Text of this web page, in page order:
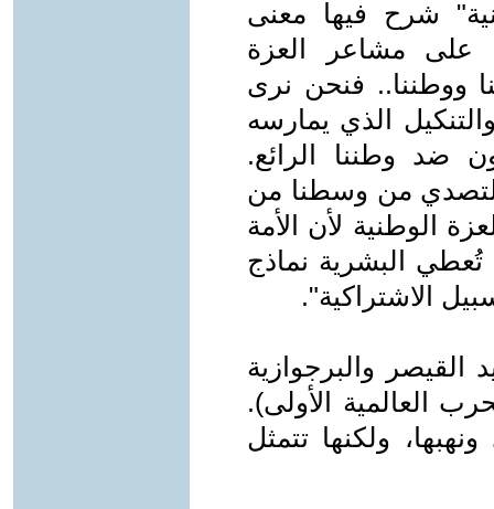
شرح فيها معنى
على مشاعر العزة
ووطننا.. فنحن نرى
الذي يمارسه
ضد وطننا الرائع.
من وسطنا من
الوطنية لأن الأمة
تُعطي البشرية نماذج
الاشتراكية".
القيصر والبرجوازية
العالمية الأولى).
ولكنها تتمثل